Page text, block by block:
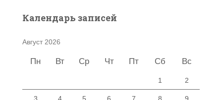
Календарь записей
Август 2026
Пн Вт Ср Чт Пт Сб Вс
1 2